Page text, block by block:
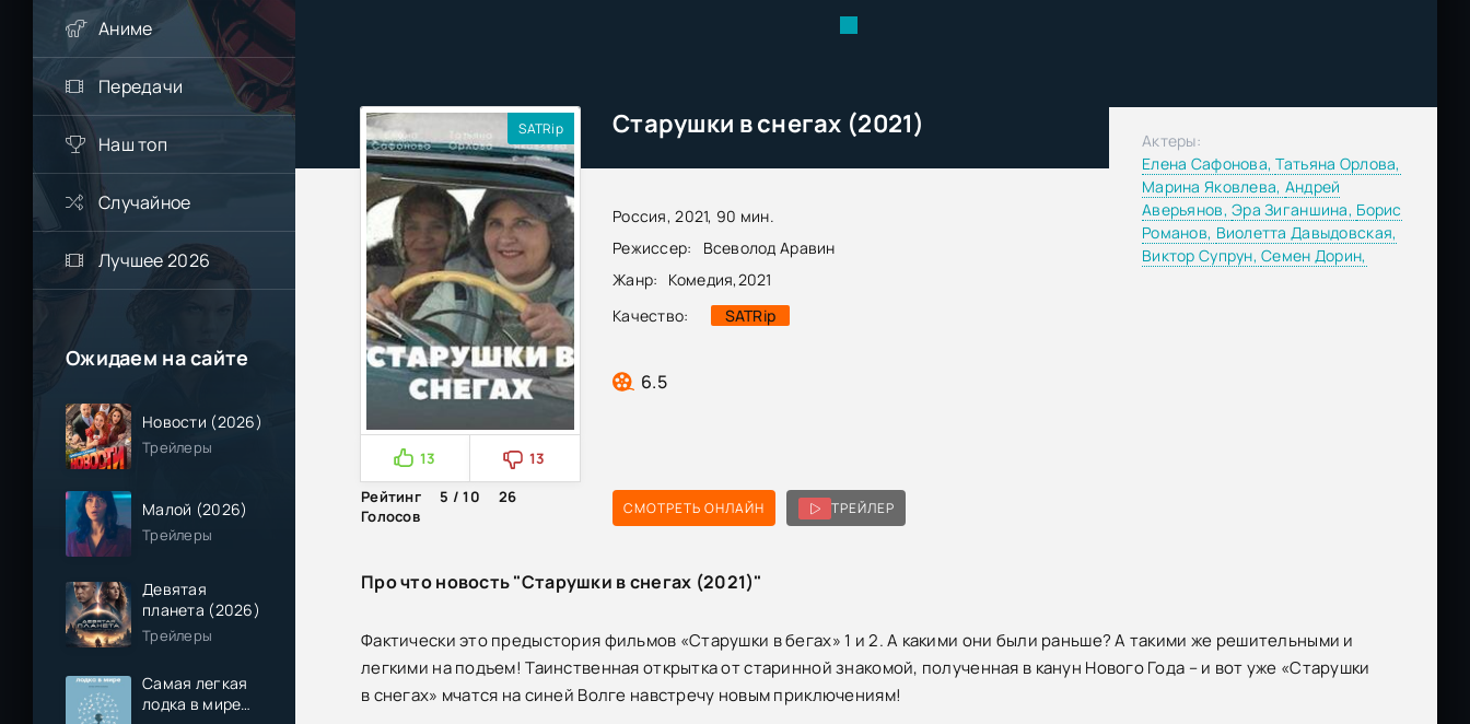
Аниме
Передачи
Наш топ
Случайное
Лучшее 2026
Ожидаем на сайте
Новости (2026)
Трейлеры
Малой (2026)
Трейлеры
Девятая
планета (2026)
Трейлеры
Самая легкая
лодка в мире
Старушки в снегах (2021)
Россия, 2021, 90 мин.
Режиссер:
Всеволод Аравин
Жанр:
Комедия,2021
Качество:
SATRip
6.5
SATRip
13
13
Рейтинг
5 / 10
26
Голосов
СМОТРЕТЬ ОНЛАЙН ТРЕЙЛЕР
Актеры:
Елена Сафонова,Татьяна Орлова,
Марина Яковлева, Андрей
Аверьянов,Эра Зиганшина, Борис
Романов, Виолетта Давыдовская,
Виктор Супрун,Семен Дорин,
Про что новость "Старушки в снегах (2021)"
Фактически это предыстория фильмов «Старушки в бегах» 1 и 2. А какими они были раньше? А такими же решительными и
легкими на подъем! Таинственная открытка от старинной знакомой, полученная в канун Нового Года – и вот уже «Старушки
в снегах» мчатся на синей Волге навстречу новым приключениям!